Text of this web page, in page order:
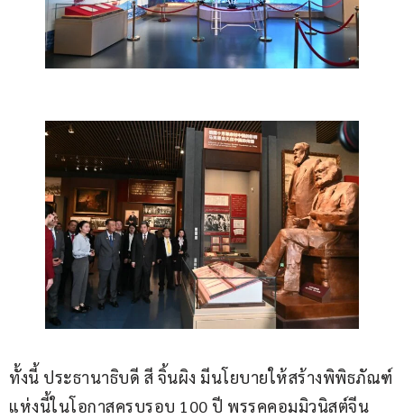
ทั้งนี้ ประธานาธิบดี สี จิ้นผิง มีนโยบายให้สร้างพิพิธภัณฑ์
แห่งนี้ในโอกาสครบรอบ 100 ปี พรรคคอมมิวนิสต์จีน